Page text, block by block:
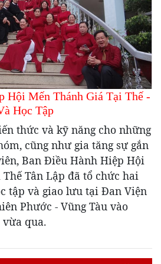
Hội Mến Thánh Giá Tại Thế -
Học Tập
thức và kỹ năng cho những
cũng như gia tăng sự gắn
Ban Điều Hành Hiệp Hội
Tân Lập đã tổ chức hai
tập và giao lưu tại Đan Viện
Phước - Vũng Tàu vào
vừa qua.